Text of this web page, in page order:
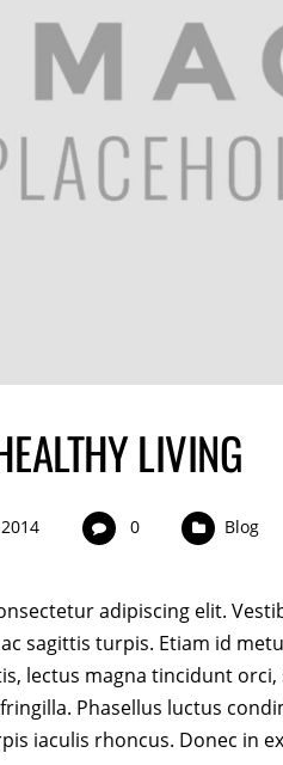
LIVING
0 Blog
adipiscing elit.
sagittis turpis. Etiam id
lectus magna tincidunt
Phasellus luctus
iaculis rhoncus. Donec in